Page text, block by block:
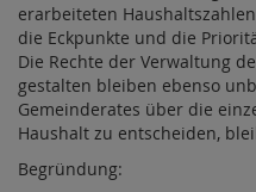
erarbeiteten
die Eckpunkte und die
Die Rechte der Verwaltung
gestalten bleiben ebenso
Gemeinderates über die
Haushalt zu entscheiden,
Begründung: